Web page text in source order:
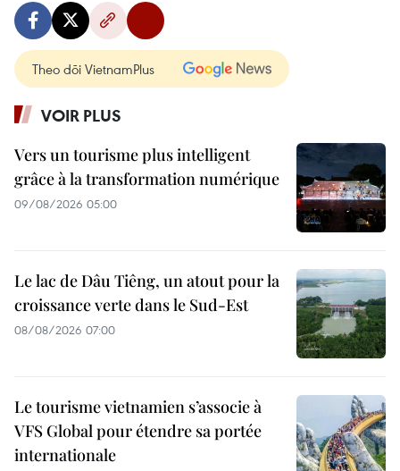
Theo dõi VietnamPlus
VOIR PLUS
Vers un tourisme plus intelligent
grâce à la transformation numérique
09/08/2026 05:00
Le lac de Dâu Tiêng, un atout pour la
croissance verte dans le Sud-Est
08/08/2026 07:00
Le tourisme vietnamien s’associe à
VFS Global pour étendre sa portée
internationale